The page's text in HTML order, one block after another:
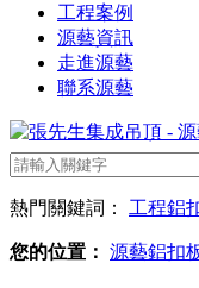
工程案例
源藝資訊
走進源藝
聯系源藝
熱門關鍵詞： 工程鋁
您的位置： 源藝鋁扣